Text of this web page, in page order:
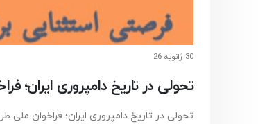
30 ژانویه 26
تحولی در تاریخ دامپروری
تحولی در تاریخ دامپروری ایران؛ فراخوان